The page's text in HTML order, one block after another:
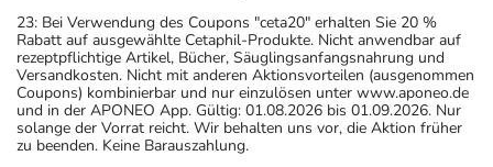
23: Bei Verwendung des Coupons "ceta20" erhalten Sie 20 %
Rabatt auf ausgewählte Cetaphil-Produkte. Nicht anwendbar auf
rezeptpflichtige Artikel, Bücher, Säuglingsanfangsnahrung und
Versandkosten. Nicht mit anderen Aktionsvorteilen (ausgenommen
Coupons) kombinierbar und nur einzulösen unter www.aponeo.de
und in der APONEO App. Gültig: 01.08.2026 bis 01.09.2026. Nur
solange der Vorrat reicht. Wir behalten uns vor, die Aktion früher
zu beenden. Keine Barauszahlung.